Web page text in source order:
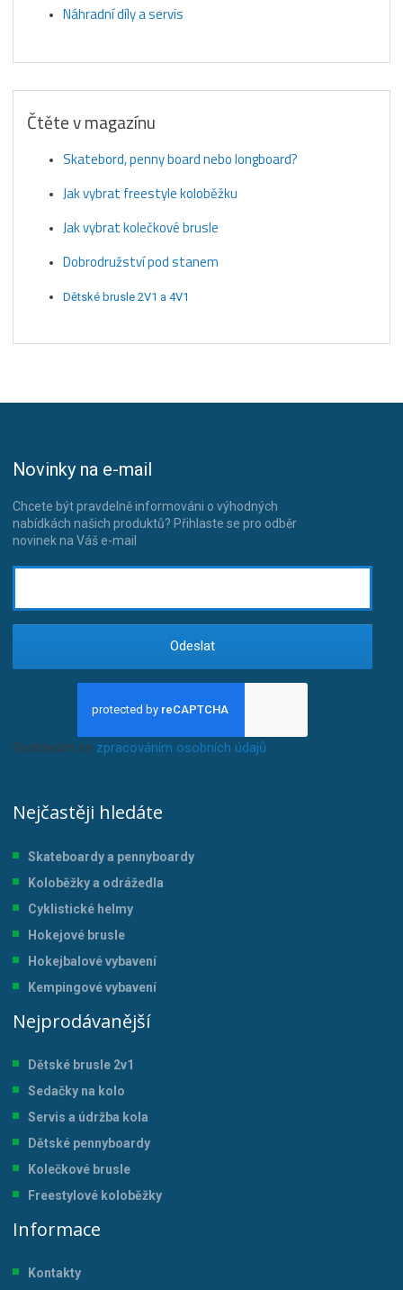
Náhradní díly a servis
Čtěte v magazínu
Skatebord, penny board nebo longboard?
Jak vybrat freestyle koloběžku
Jak vybrat kolečkové brusle
Dobrodružství pod stanem
Dětské brusle 2V1 a 4V1
Novinky na e-mail
Chcete být pravdelně informováni o výhodných
nabídkách našich produktů? Přihlaste se pro odběr
novinek na Váš e-mail
Odeslat
Souhlasím se zpracováním osobních údajů.
Nejčastěji hledáte
Skateboardy a pennyboardy
Koloběžky a odrážedla
Cyklistické helmy
Hokejové brusle
Hokejbalové vybavení
Kempingové vybavení
Nejprodávanější
Dětské brusle 2v1
Sedačky na kolo
Servis a údržba kola
Dětské pennyboardy
Kolečkové brusle
Freestylové koloběžky
Informace
Kontakty